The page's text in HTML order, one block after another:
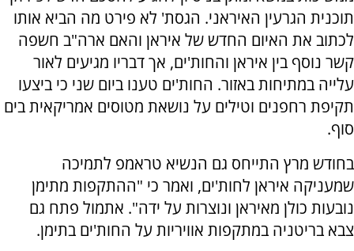
תוכנית הגרעין האיראני. הגסת' לא פירט מה הביא אותו
לכתוב את האיום החדש של איראן והאם ארה"ב חשפה
קשר נוסף בין איראן והחות'ים, אך דבריו מגיעים לאור
עלייה במתיחות באזור. החות'ים טענו ביום שני כי ביצעו
תקיפת רחפנים וטילים על נושאת מטוסים אמריקאית בים
סוף.
בחודש מרץ התייחס גם הנשיא טראמפ לתמיכה
שמעניקה איראן לחות'ים, ואמר כי "ההתקפות מתימן
נובעות כולן מאיראן ונוצרות על ידה". אתמול פתח גם
צבא בריטניה במתקפות אוויריות על החות'ים בתימן.